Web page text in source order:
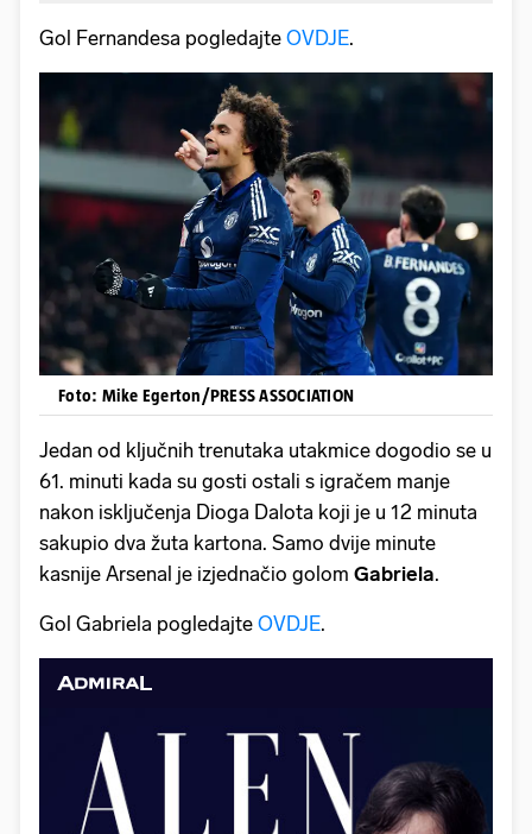
Gol Fernandesa pogledajte OVDJE.
Foto: Mike Egerton/PRESS ASSOCIATION
Jedan od ključnih trenutaka utakmice dogodio se u
61. minuti kada su gosti ostali s igračem manje
nakon isključenja Dioga Dalota koji je u 12 minuta
sakupio dva žuta kartona. Samo dvije minute
kasnije Arsenal je izjednačio golom Gabriela.
Gol Gabriela pogledajte OVDJE.